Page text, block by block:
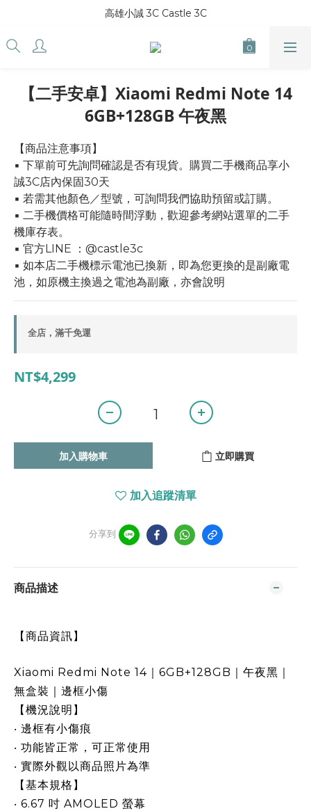
高雄小誠 3C Castle 3C
【二手安卓】Xiaomi Redmi Note 14
6GB+128GB 午夜黑
【商品注意事項】
▪ 下單前可先詢問確認是否有現貨。購買二手機商品享小
誠3C店內保固30天
▪ 若需其他顏色／型號，可詢問我們協助預留或訂購。
▪ 二手機價格可能隨時間浮動，歡迎參考網站選單的二手
機庫存表。
▪ 官方LINE ：@castle3c
▪ 如本店二手機標示電池已換新，即為您更換的是副廠電
池，如原機主換過之電池為副廠，亦會說明
全店，滿千免運
NT$4,299
加入購物車 立即購買
加入追蹤清單
分享到
商品描述
【商品資訊】
Xiaomi Redmi Note 14｜6GB+128GB｜午夜黑｜
無盒裝｜邊框小傷
【機況說明】
‧ 邊框有小傷痕
‧ 功能皆正常，可正常使用
‧ 實際外觀以商品照片為準
【基本規格】
‧ 6.67 吋 AMOLED 螢幕